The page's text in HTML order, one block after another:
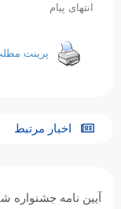
انتهای پیام
پرینت
اخبار مرتبط
آیین نامه